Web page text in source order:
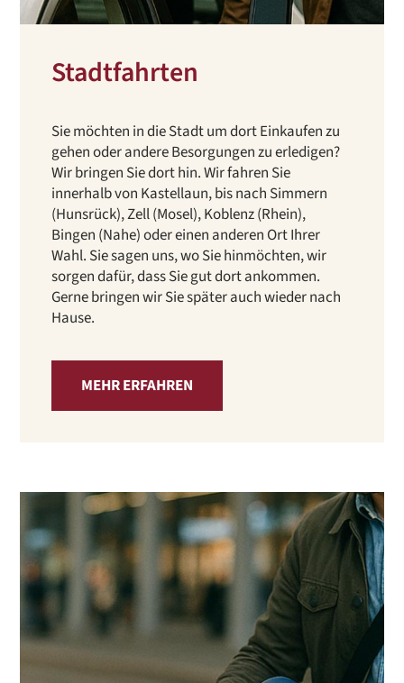
Stadtfahrten
Sie möchten in die Stadt um dort Einkaufen zu
gehen oder andere Besorgungen zu erledigen?
Wir bringen Sie dort hin. Wir fahren Sie
innerhalb von Kastellaun, bis nach Simmern
(Hunsrück), Zell (Mosel), Koblenz (Rhein),
Bingen (Nahe) oder einen anderen Ort Ihrer
Wahl. Sie sagen uns, wo Sie hinmöchten, wir
sorgen dafür, dass Sie gut dort ankommen.
Gerne bringen wir Sie später auch wieder nach
Hause.
MEHR ERFAHREN